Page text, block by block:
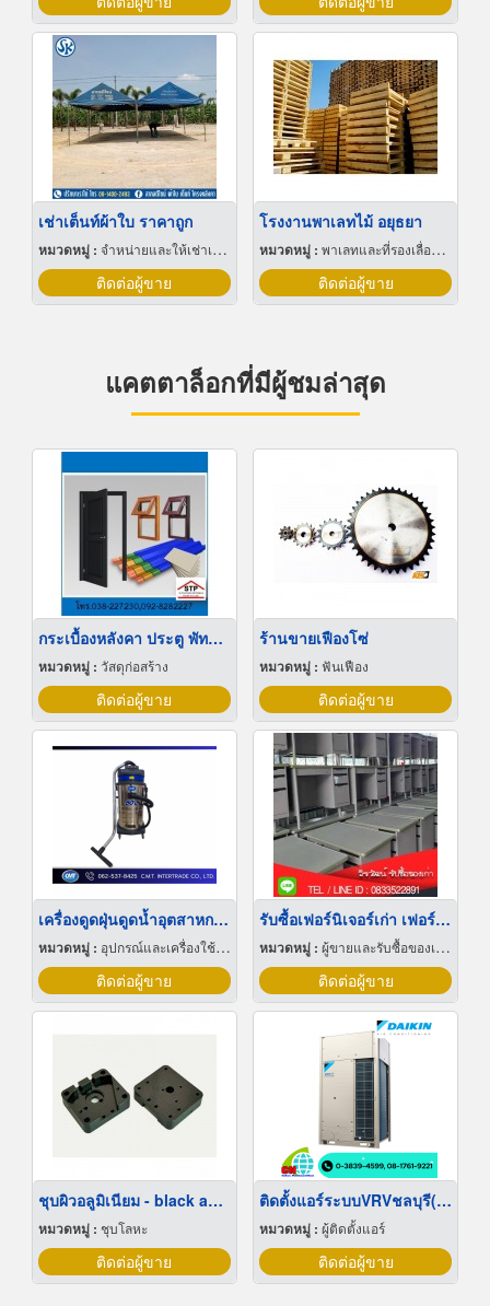
เช่าเต็นท์ผ้าใบ ราคาถูก
หมวดหมู่ : จำหน่ายและให้เช่าเต็นท์
ติดต่อผู้ขาย
โรงงานพาเลทไม้ อยุธยา
หมวดหมู่ : พาเลทและที่รองเลื่อนกะบะ
ติดต่อผู้ขาย
แคตตาล็อกที่มีผู้ชมล่าสุด
กระเบื้องหลังคา ประตู พัทยา บ่อวิน
หมวดหมู่ : วัสดุก่อสร้าง
ติดต่อผู้ขาย
ร้านขายเฟืองโซ่
หมวดหมู่ : ฟันเฟือง
ติดต่อผู้ขาย
เครื่องดูดฝุ่นดูดน้ำอุตสาหกรรม
หมวดหมู่ : อุปกรณ์และเครื่องใช้ทำความสะอาด
ติดต่อผู้ขาย
รับซื้อเฟอร์นิเจอร์เก่า เฟอร์นิเจอร์เสีย รังสิต
หมวดหมู่ : ผู้ขายและรับซื้อของเก่าและเศษเหล็ก
ติดต่อผู้ขาย
ชุบผิวอลูมิเนียม - black anodize
หมวดหมู่ : ชุบโลหะ
ติดต่อผู้ขาย
ติดตั้งแอร์ระบบVRVชลบุรี(VRV Daikin)
หมวดหมู่ : ผู้ติดตั้งแอร์
ติดต่อผู้ขาย